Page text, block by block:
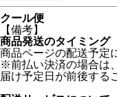
クール便
【備考】
商品発送のタイミング
商品ページの配送予定
※前払い決済の場合は
届け予定日が前後する